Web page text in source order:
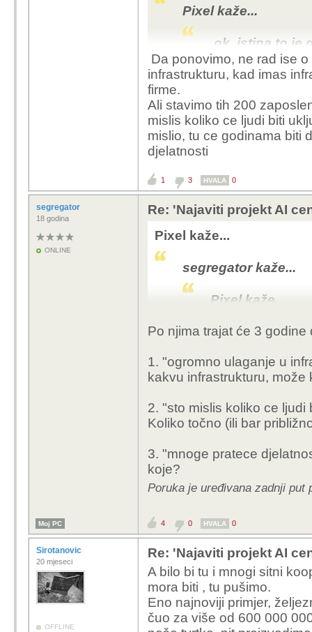
Pixel kaže...
ok ,istina to je
poricem to.
to rade kako
koji veze s
ovaj projekr je
kad bi imali
radovi, uvjek
podupirucih
daleko manjom
svake druge vrste
Da ponovimo, ne rad ise
infrastrukturu, kad imas
firme.
Ali stavimo tih 200
mislis koliko ce ljudi biti
mislio, tu ce godinama biti
djelatnosti
1 3 HVALA 0
segregator
18 godina
ONLINE
Re: 'Najaviti projekt AI
Pixel kaže...
segregator kaže...
Pixel kaže...
ok ,istina
inzenjere i
razumno
vezom
projekr je
pokrenulo
ovakvi
cca 200
nekom daleko
ekoloških i svake
Da ponovimo, ne rad
Po njima trajat će 3
1. "ogromno ulaganje u
kakvu infrastrukturu, može
2. "sto mislis koliko ce
Koliko točno (ili bar
3. "mnoge pratece
koje?
Poruka je uređivana zadnji put
Moj PC 4 0 HVALA 0
Sirotanovic
20 mjeseci
OFFLINE
Re: 'Najaviti projekt AI
A bilo bi tu i mnogi sitni
mora biti , tu pušimo.
Eno najnoviji primjer,
čuo za više od 600 000